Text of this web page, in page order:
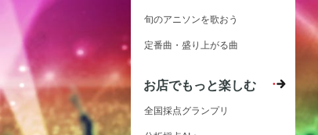
旬のアニソンを歌おう
定番曲・盛り上がる曲
お店でもっと楽しむ
全国採点グランプリ